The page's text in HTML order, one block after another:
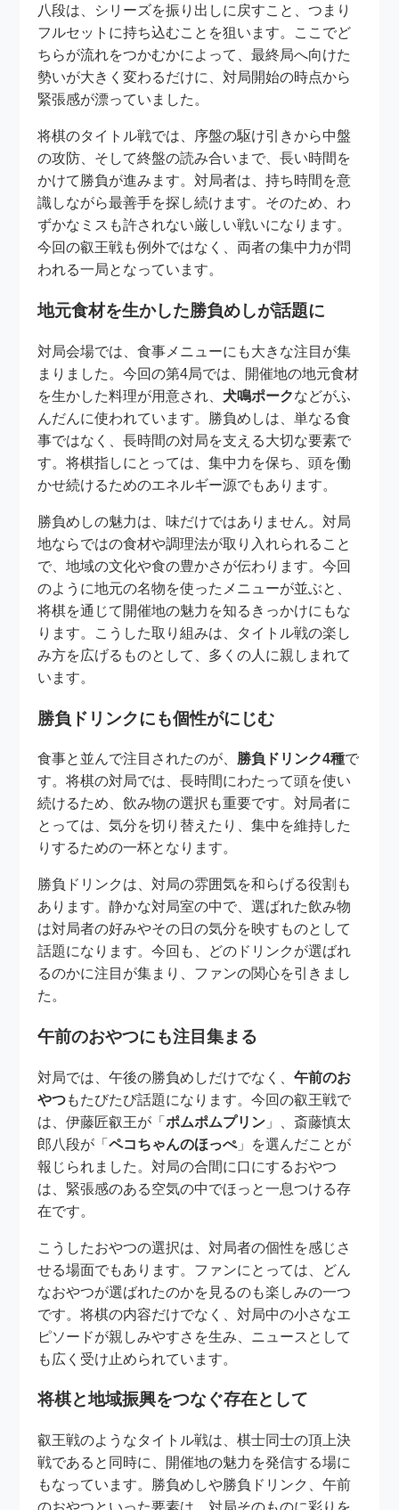
八段は、シリーズを振り出しに戻すこと、つまり
フルセットに持ち込むことを狙います。ここでど
ちらが流れをつかむかによって、最終局へ向けた
勢いが大きく変わるだけに、対局開始の時点から
緊張感が漂っていました。
将棋のタイトル戦では、序盤の駆け引きから中盤
の攻防、そして終盤の読み合いまで、長い時間を
かけて勝負が進みます。対局者は、持ち時間を意
識しながら最善手を探し続けます。そのため、わ
ずかなミスも許されない厳しい戦いになります。
今回の叡王戦も例外ではなく、両者の集中力が問
われる一局となっています。
地元食材を生かした勝負めしが話題に
対局会場では、食事メニューにも大きな注目が集
まりました。今回の第4局では、開催地の地元食材
を生かした料理が用意され、 犬鳴ポークなどがふ
んだんに使われています。勝負めしは、単なる食
事ではなく、長時間の対局を支える大切な要素で
す。将棋指しにとっては、集中力を保ち、頭を働
かせ続けるためのエネルギー源でもあります。
勝負めしの魅力は、味だけではありません。対局
地ならではの食材や調理法が取り入れられること
で、地域の文化や食の豊かさが伝わります。今回
のように地元の名物を使ったメニューが並ぶと、
将棋を通じて開催地の魅力を知るきっかけにもな
ります。こうした取り組みは、タイトル戦の楽し
み方を広げるものとして、多くの人に親しまれて
います。
勝負ドリンクにも個性がにじむ
食事と並んで注目されたのが、 勝負ドリンク4種で
す。将棋の対局では、長時間にわたって頭を使い
続けるため、飲み物の選択も重要です。対局者に
とっては、気分を切り替えたり、集中を維持した
りするための一杯となります。
勝負ドリンクは、対局の雰囲気を和らげる役割も
あります。静かな対局室の中で、選ばれた飲み物
は対局者の好みやその日の気分を映すものとして
話題になります。今回も、どのドリンクが選ばれ
るのかに注目が集まり、ファンの関心を引きまし
た。
午前のおやつにも注目集まる
対局では、午後の勝負めしだけでなく、午前のお
やつもたびたび話題になります。今回の叡王戦で
は、伊藤匠叡王が「ポムポムプリン 」、斎藤慎太
郎八段が「ペコちゃんのほっぺ」を選んだことが
報じられました。対局の合間に口にするおやつ
は、緊張感のある空気の中でほっと一息つける存
在です。
こうしたおやつの選択は、対局者の個性を感じさ
せる場面でもあります。ファンにとっては、どん
なおやつが選ばれたのかを見るのも楽しみの一つ
です。将棋の内容だけでなく、対局中の小さなエ
ピソードが親しみやすさを生み、ニュースとして
も広く受け止められています。
将棋と地域振興をつなぐ存在として
叡王戦のようなタイトル戦は、棋士同士の頂上決
戦であると同時に、開催地の魅力を発信する場に
もなっています。勝負めしや勝負ドリンク、午前